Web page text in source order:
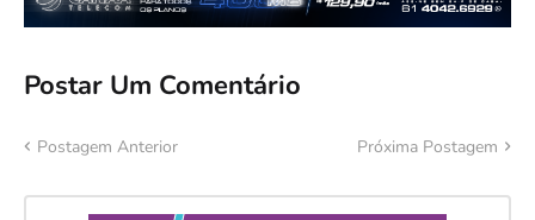
Postar Um Comentário
Postagem Anterior Próxima Postagem